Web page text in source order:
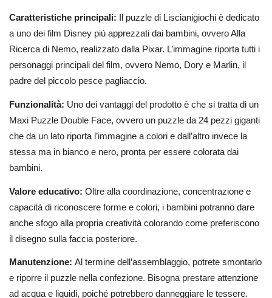
Caratteristiche principali: Il puzzle di Liscianigiochi è dedicato
a uno dei film Disney più apprezzati dai bambini, ovvero Alla
Ricerca di Nemo, realizzato dalla Pixar. L’immagine riporta tutti i
personaggi principali del film, ovvero Nemo, Dory e Marlin, il
padre del piccolo pesce pagliaccio.
Funzionalità: Uno dei vantaggi del prodotto è che si tratta di un
Maxi Puzzle Double Face, ovvero un puzzle da 24 pezzi giganti
che da un lato riporta l’immagine a colori e dall’altro invece la
stessa ma in bianco e nero, pronta per essere colorata dai
bambini.
Valore educativo: Oltre alla coordinazione, concentrazione e
capacità di riconoscere forme e colori, i bambini potranno dare
anche sfogo alla propria creatività colorando come preferiscono
il disegno sulla faccia posteriore.
Manutenzione: Al termine dell’assemblaggio, potrete smontarlo
e riporre il puzzle nella confezione. Bisogna prestare attenzione
ad acqua e liquidi, poiché potrebbero danneggiare le tessere.